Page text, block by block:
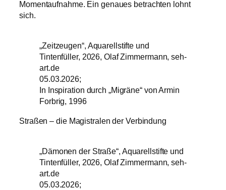
Momentaufnahme. Ein genaues betrachten lohnt
sich.
„Zeitzeugen“, Aquarellstifte und
Tintenfüller, 2026, Olaf Zimmermann, seh-
art.de
05.03.2026;
In Inspiration durch „Migräne“ von Armin
Forbrig, 1996
Straßen – die Magistralen der Verbindung
„Dämonen der Straße“, Aquarellstifte und
Tintenfüller, 2026, Olaf Zimmermann, seh-
art.de
05.03.2026;